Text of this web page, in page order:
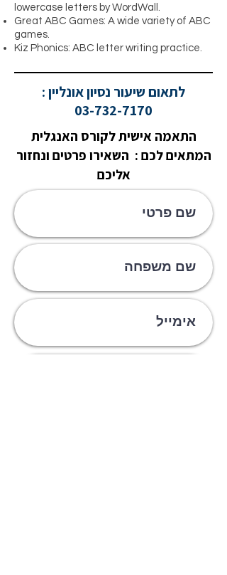
lowercase letters by WordWall.
Great ABC Games: A wide variety of ABC
games.
Kiz Phonics: ABC letter writing practice.
לתאום שיעור נסיון אונליין :
03-732-7170
התאמה אישית לקורס האנגלית
המתאים לכם : השאירו פרטים ונחזור
אליכם